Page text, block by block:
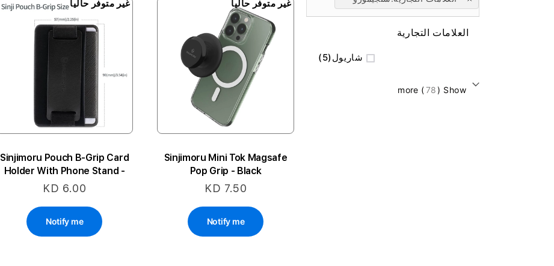
غير متوفر حالياً
Sinjimoru Mini Tok Magsafe
Pop Grip - Black
KD 7.50
Notify me
غير متوفر حالياً
Sinjimoru Pouch B-Grip Card
Holder With Phone Stand -
Black
KD 6.00
Notify me
العلامات التجارية
شاريول 5
المنتج
Show (
78
) more